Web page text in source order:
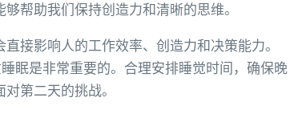
帮助我们保持创造力和清晰的思维。
接影响人的工作效率、创造力和决策能力。
眠是非常重要的。合理安排睡觉时间，确保晚
第二天的挑战。